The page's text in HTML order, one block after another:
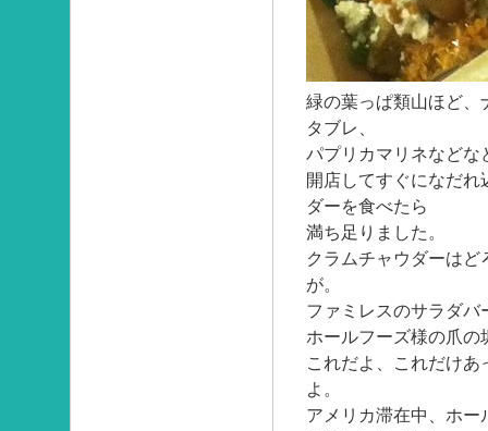
緑の葉っぱ類山ほど、
タブレ、
パプリカマリネなどな
開店してすぐになだ
ダーを食べたら
満ち足りました。
クラムチャウダーは
が。
ファミレスのサラダバ
ホールフーズ様の爪
これだよ、これだけ
よ。
アメリカ滞在中、ホ